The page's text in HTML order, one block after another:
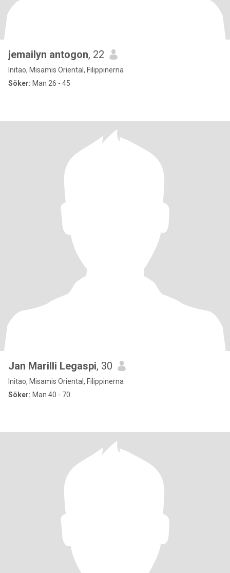
jemailyn antogon, 22
Initao, Misamis Oriental, Filippinerna
Söker: Man 26 - 45
Jan Marilli Legaspi, 30
Initao, Misamis Oriental, Filippinerna
Söker: Man 40 - 70